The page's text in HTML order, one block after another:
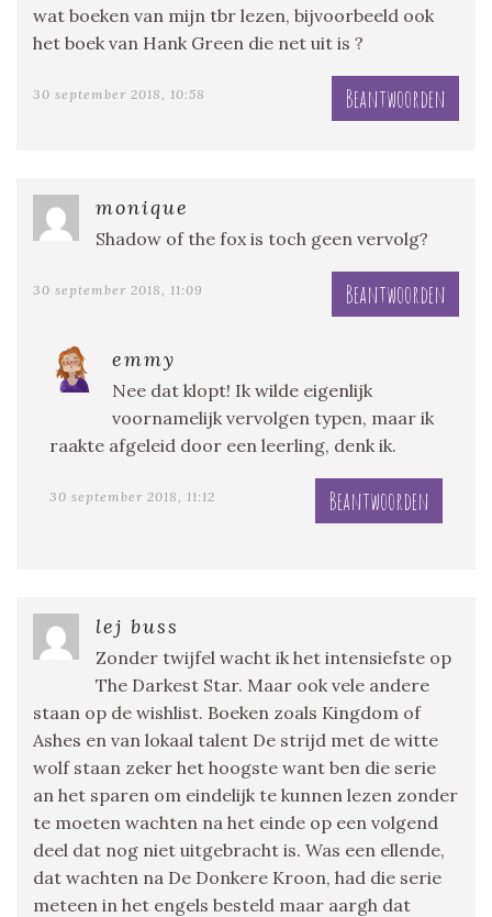
wat boeken van mijn tbr lezen, bijvoorbeeld ook
het boek van Hank Green die net uit is ?
30 september 2018, 10:58 Beantwoorden
monique
Shadow of the fox is toch geen vervolg?
30 september 2018, 11:09 Beantwoorden
emmy
Nee dat klopt! Ik wilde eigenlijk
voornamelijk vervolgen typen, maar ik
raakte afgeleid door een leerling, denk ik.
30 september 2018, 11:12 Beantwoorden
lej buss
Zonder twijfel wacht ik het intensiefste op
The Darkest Star. Maar ook vele andere
staan op de wishlist. Boeken zoals Kingdom of
Ashes en van lokaal talent De strijd met de witte
wolf staan zeker het hoogste want ben die serie
an het sparen om eindelijk te kunnen lezen zonder
te moeten wachten na het einde op een volgend
deel dat nog niet uitgebracht is. Was een ellende,
dat wachten na De Donkere Kroon, had die serie
meteen in het engels besteld maar aargh dat